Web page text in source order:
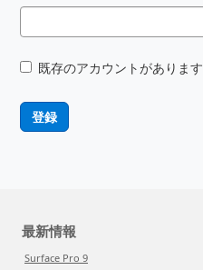
既存のアカウントがあります
登録
最新情報
Surface Pro 9